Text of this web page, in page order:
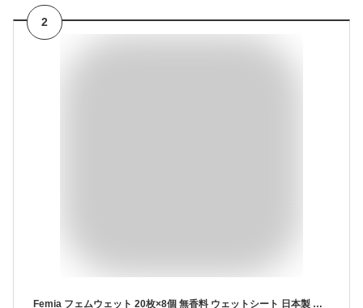
2
Femia フェムウェット 20枚×8個 無香料 ウェットシート 日本製 デリケート トイレに流せる デリケートゾーン ケア 清潔 トイレ ウエットシート ウェットティッシュ 生理 おりもの ニオイ 臭い 消臭 かゆみ 対策 レック ダイレクト